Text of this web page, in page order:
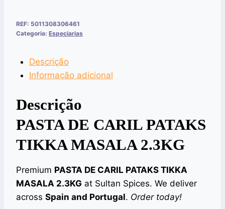
REF: 5011308306461
Categoria: Especiarias
Descrição
Informação adicional
Descrição
PASTA DE CARIL PATAKS
TIKKA MASALA 2.3KG
Premium PASTA DE CARIL PATAKS TIKKA
MASALA 2.3KG at Sultan Spices. We deliver
across Spain and Portugal. Order today!